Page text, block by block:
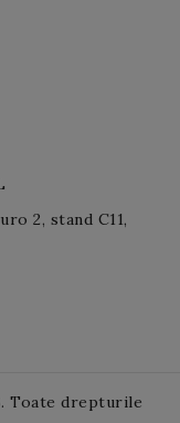
2, stand C11,
Toate drepturile